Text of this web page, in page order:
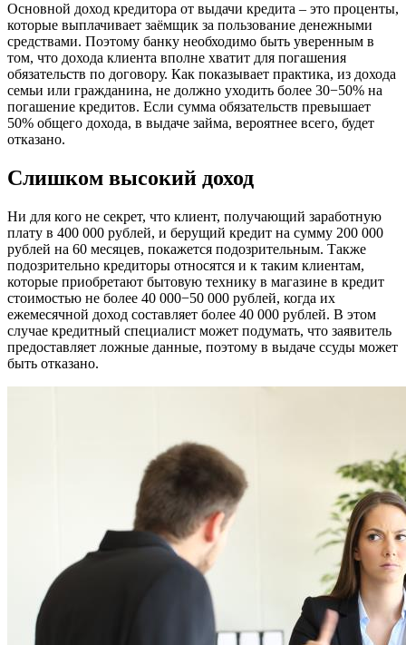
Основной доход кредитора от выдачи кредита – это проценты,
которые выплачивает заёмщик за пользование денежными
средствами. Поэтому банку необходимо быть уверенным в
том, что дохода клиента вполне хватит для погашения
обязательств по договору. Как показывает практика, из дохода
семьи или гражданина, не должно уходить более 30−50% на
погашение кредитов. Если сумма обязательств превышает
50% общего дохода, в выдаче займа, вероятнее всего, будет
отказано.
Слишком высокий доход
Ни для кого не секрет, что клиент, получающий заработную
плату в 400 000 рублей, и берущий кредит на сумму 200 000
рублей на 60 месяцев, покажется подозрительным. Также
подозрительно кредиторы относятся и к таким клиентам,
которые приобретают бытовую технику в магазине в кредит
стоимостью не более 40 000−50 000 рублей, когда их
ежемесячной доход составляет более 40 000 рублей. В этом
случае кредитный специалист может подумать, что заявитель
предоставляет ложные данные, поэтому в выдаче ссуды может
быть отказано.